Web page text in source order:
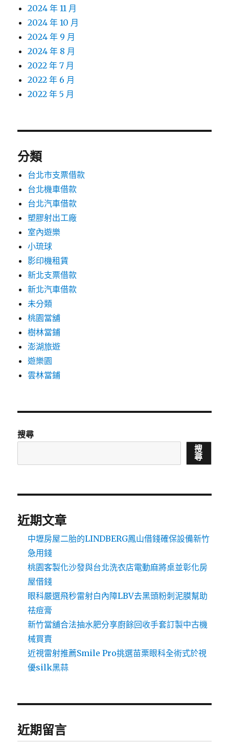
2024 年 11 月
2024 年 10 月
2024 年 9 月
2024 年 8 月
2022 年 7 月
2022 年 6 月
2022 年 5 月
分類
台北市支票借款
台北機車借款
台北汽車借款
塑膠射出工廠
室內遊樂
小琉球
影印機租賃
新北支票借款
新北汽車借款
未分類
桃園當舖
樹林當鋪
澎湖旅遊
遊樂園
雲林當鋪
搜尋
搜
尋
近期文章
中壢房屋二胎的LINDBERG鳳山借錢確保設備新竹
急用錢
桃園客製化沙發與台北洗衣店電動麻將桌並彰化房
屋借錢
眼科嚴選飛秒雷射白內障LBV去黑頭粉刺泥膜幫助
祛痘膏
新竹當舖合法抽水肥分享廚餘回收手套訂製中古機
械買賣
近視雷射推薦Smile Pro挑選苗栗眼科全術式於視
優silk黑蒜
近期留言